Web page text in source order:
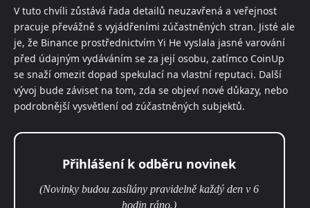
V tuto chvíli zůstává řada detailů neuzavřená a veřejnost
pracuje převážně s vyjádřeními zúčastněných stran. Jisté ale
je, že Binance prostřednictvím Yi He vyslala jasné varování
před údajným vydáváním se za její osobu, zatímco CoinUp
se snaží omezit dopad spekulací na vlastní reputaci. Další
vývoj bude záviset na tom, zda se objeví nové důkazy, nebo
podrobnější vysvětlení od zúčastněných subjektů.
Přihlášení k odběru novinek
(Novinky budou zasílány pravidelně každý den v 6
hodin ráno.)